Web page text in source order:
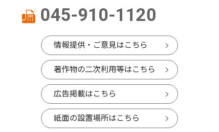
045-910-1120
情報提供・ご意見はこちら
著作物の二次利用等はこちら
広告掲載はこちら
紙面の設置場所はこちら